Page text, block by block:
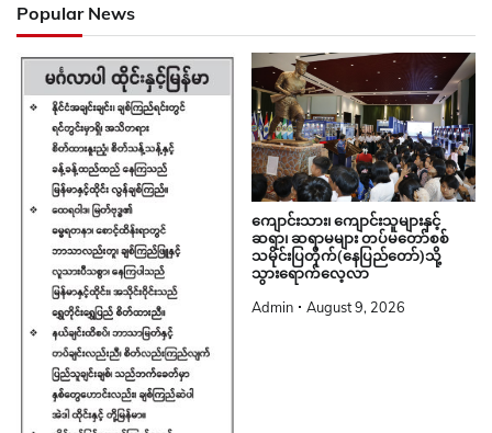
Popular News
ကျောင်းသား၊ ကျောင်းသူများနှင့်
ဆရာ၊ ဆရာမများ တပ်မတော်စစ်
သမိုင်းပြတိုက်(နေပြည်တော်)သို့
သွားရောက်လေ့လာ
Admin August 9, 2026